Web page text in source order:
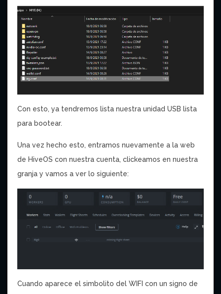
Con esto, ya tendremos lista nuestra unidad USB lista
para bootear.
Una vez hecho esto, entramos nuevamente a la web
de HiveOS con nuestra cuenta, clickeamos en nuestra
granja y vamos a ver lo siguiente:
Cuando aparece el simbolito del WIFI con un signo de